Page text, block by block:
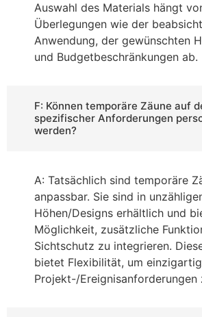
Auswahl des Materials hängt
Überlegungen wie der
Anwendung, der gewünschten
und Budgetbeschränkungen ab.
F: Können temporäre Zäune auf
spezifischer Anforderungen
werden?
A: Tatsächlich sind temporäre
anpassbar. Sie sind in
Höhen/Designs erhältlich und
Möglichkeit, zusätzliche
Sichtschutz zu integrieren.
bietet Flexibilität, um
Projekt-/Ereignisanforderungen